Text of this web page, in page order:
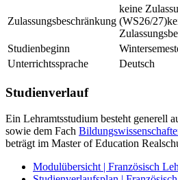
Zulassungsbeschränkung
keine
(WS26/27)
Studienbeginn
Unterrichtssprache
Deutsch
Studienverlauf
Ein Lehramtsstudium besteht generell
sowie dem Fach
beträgt im Master of Education
Modulübersicht | Französisch